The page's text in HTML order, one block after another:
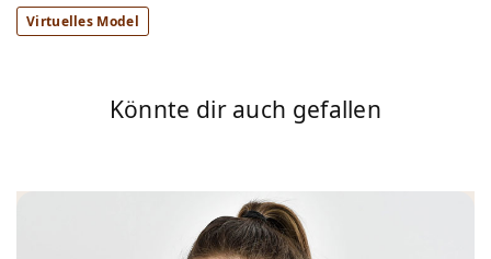
Virtuelles Model
Könnte dir auch gefallen